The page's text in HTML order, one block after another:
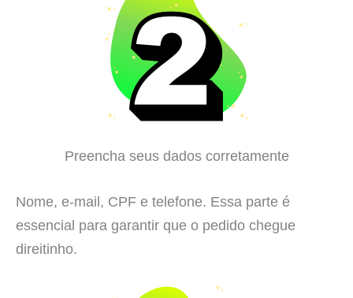
Preencha seus dados corretamente
Nome, e-mail, CPF e telefone. Essa parte é
essencial para garantir que o pedido chegue
direitinho.